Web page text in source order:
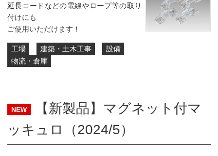
延長コードなどの電線やロープ等の取り
付けにも
ご使用いただけます！
工場 建築・土木工事
設備
物流・倉庫
NEW
【新製品】マグネット付マ
ッキュロ（2024/5）